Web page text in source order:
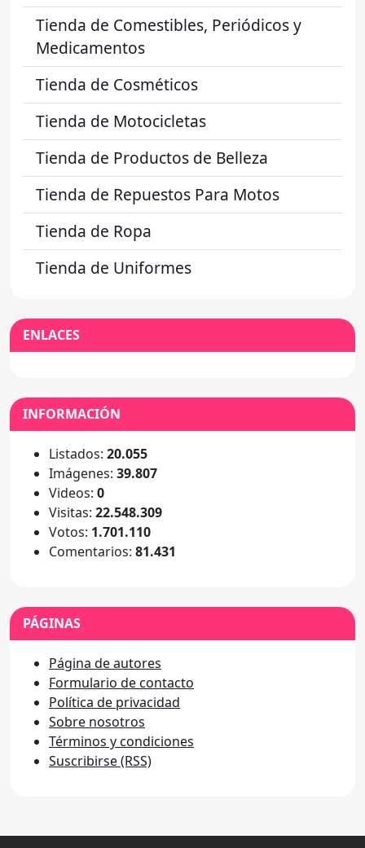
Tienda de Comestibles, Periódicos y
Medicamentos
Tienda de Cosméticos
Tienda de Motocicletas
Tienda de Productos de Belleza
Tienda de Repuestos Para Motos
Tienda de Ropa
Tienda de Uniformes
ENLACES
INFORMACIÓN
Listados: 20.055
Imágenes: 39.807
Videos: 0
Visitas: 22.548.309
Votos: 1.701.110
Comentarios: 81.431
PÁGINAS
Página de autores
Formulario de contacto
Política de privacidad
Sobre nosotros
Términos y condiciones
Suscribirse (RSS)